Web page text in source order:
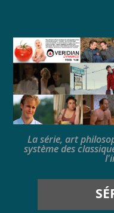
La série, art
système des